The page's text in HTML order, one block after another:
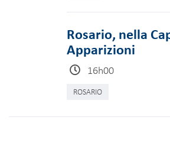
Rosario, nella
Apparizioni
16h00
ROSARIO